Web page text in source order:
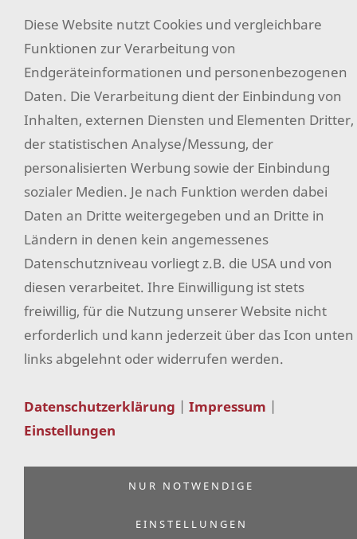
Filz
Widerrufsrecht
Datenschutz
Hilfe
Impressum
Sitemap
Facebook
Instagram
Erklärung zur Barrierefreiheit
Diese Website nutzt Cookies und vergleichbare
Funktionen zur Verarbeitung von
Endgeräteinformationen und personenbezogenen
Daten. Die Verarbeitung dient der Einbindung von
Inhalten, externen Diensten und Elementen Dritter,
der statistischen Analyse/Messung, der
personalisierten Werbung sowie der Einbindung
sozialer Medien. Je nach Funktion werden dabei
Daten an Dritte weitergegeben und an Dritte in
Ländern in denen kein angemessenes
Datenschutzniveau vorliegt z.B. die USA und von
diesen verarbeitet. Ihre Einwilligung ist stets
freiwillig, für die Nutzung unserer Website nicht
erforderlich und kann jederzeit über das Icon unten
links abgelehnt oder widerrufen werden.
Datenschutzerklärung | Impressum |
Einstellungen
NUR NOTWENDIGE
EINSTELLUNGEN